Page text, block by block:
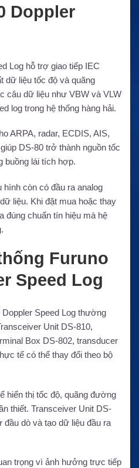
Doppler
Log hỗ trợ giao tiếp IEC
dữ liệu tốc độ và quãng
câu dữ liệu như VBW và VLW
log trong hệ thống hàng hải.
ARPA, radar, ECDIS, AIS,
DS-80 trở thành nguồn tốc
buồng lái tích hợp.
hình còn có đầu ra analog
liệu. Khi đặt mua hoặc thay
đúng chuẩn tín hiệu mà hệ
Furuno
Speed Log
Speed Log thường
Unit DS-810,
Box DS-802, transducer
tế có thể thay đổi theo bộ
hiển thị tốc độ, quãng đường
thiết. Transceiver Unit DS-
dò và tạo dữ liệu đầu ra
trọng vì ảnh hưởng trực tiếp